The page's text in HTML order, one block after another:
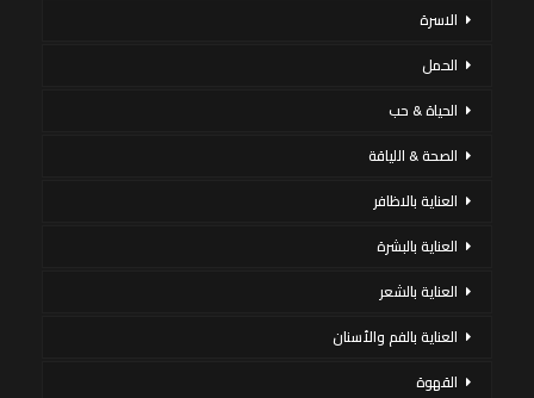
الاسرة
الحمل
الحياة & حب
الصحة & اللياقة
العناية بالاظافر
العناية بالبشرة
العناية بالشعر
العناية بالفم والأسنان
القهوة